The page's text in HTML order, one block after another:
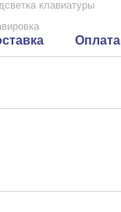
клавиатуры
Оплата